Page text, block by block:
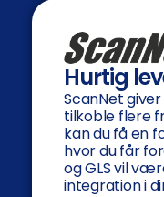
Hurtig
ScanNet
tilkoble flere
kan du få en
hvor du får
og GLS vil
integration i